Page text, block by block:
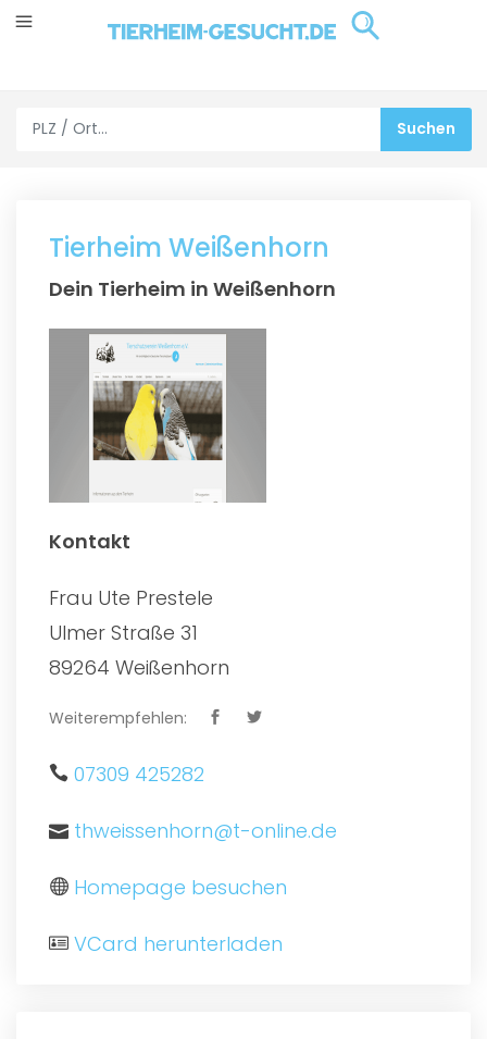
Tierheim Weißenhorn
Dein Tierheim in Weißenhorn
Kontakt
Frau Ute Prestele
Ulmer Straße 31
89264 Weißenhorn
Weiterempfehlen:
07309 425282
thweissenhorn@t-online.de
Homepage besuchen
VCard herunterladen